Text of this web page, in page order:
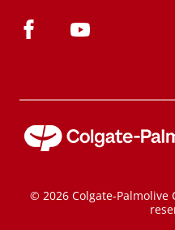
© 2026 Colgate-Palmolive